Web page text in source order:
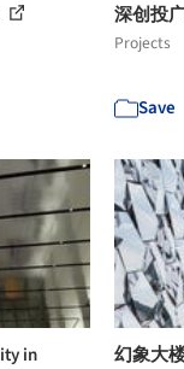
深创投
Projects
Save
in
幻象大